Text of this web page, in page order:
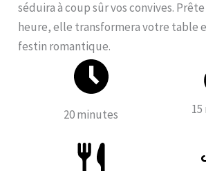
séduira à coup sûr vos convives.
heure, elle transformera votre table
festin romantique.
20 minutes